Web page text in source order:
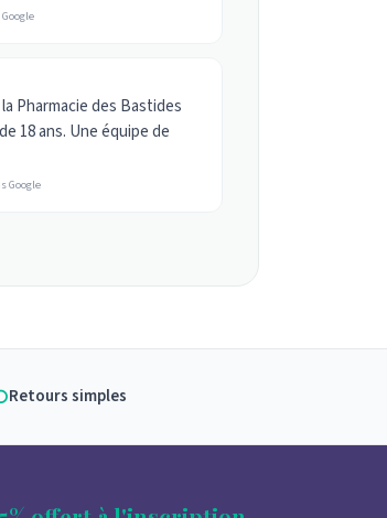
Pharmacie des Bastides
18 ans. Une équipe de
Google
Retours simples